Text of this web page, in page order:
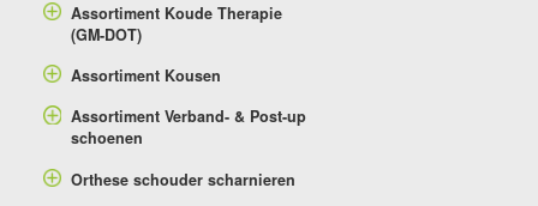
Assortiment Koude Therapie
(GM-DOT)
Assortiment Kousen
Assortiment Verband- & Post-up
schoenen
Orthese schouder scharnieren